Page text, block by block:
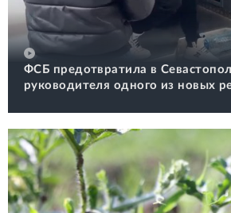
ФСБ предотвратила в
руководителя одного из новых